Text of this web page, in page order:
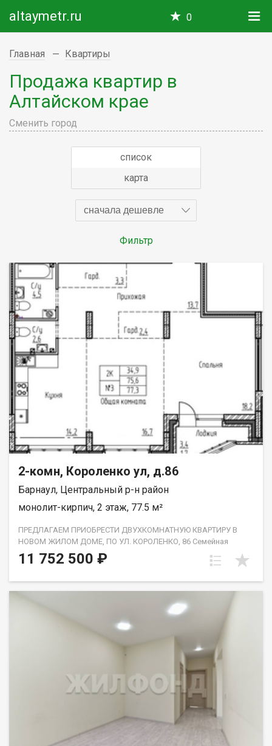
altaymetr.ru 0
Главная Квартиры
Продажа квартир в
Алтайском крае
Сменить город
список
карта
сначала дешевле
Фильтр
2-комн, Короленко ул, д.86
Барнаул, Центральный р-н район
монолит-кирпич, 2 этаж, 77.5 м²
ПРЕДЛАГАЕМ ПРИОБРЕСТИ ДВУХКОМНАТНУЮ КВАРТИРУ В
НОВОМ ЖИЛОМ ДОМЕ, ПО УЛ. КОРОЛЕНКО, 86 Семейная
ипотека, IT ипотека, военная ипотека Застройщик передает
квартиры с выполнением следующих видов работ:
устанавливаются оконные блоки из поливинилхлоридных
профилей с двухкамерным стеклопакетом, без откосов и
подоконников устанавливаются витражи квартир из
алюминиевых профилей с заполнением двухкамерными
стеклопакетами осуществляется остекление лоджий из
поливинилхлоридных профилей с однокамерными
стеклопакетами, без откосов и подоконников металлические
входные двери устанавливаются без отделки откосов
проводится монтаж систем водоснабжения и канализации:
приборов учета холодного/горячего водоснабжения
проводится монтаж горизонтальной системы отопления с
установкой радиаторов или конвекторов отопления,
11 752 500 ₽